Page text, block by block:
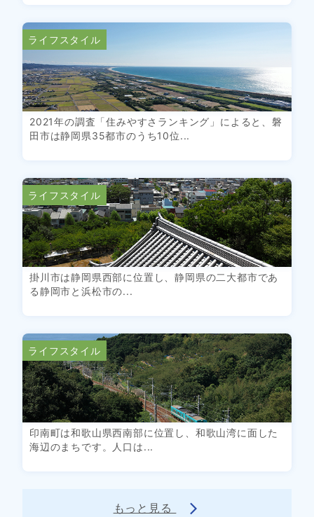
ライフスタイル
2021年の調査「住みやすさランキング」によると、磐
田市は静岡県35都市のうち10位...
ライフスタイル
掛川市は静岡県西部に位置し、静岡県の二大都市であ
る静岡市と浜松市の...
ライフスタイル
印南町は和歌山県西南部に位置し、和歌山湾に面した
海辺のまちです。人口は...
もっと見る arrow_forward_ios